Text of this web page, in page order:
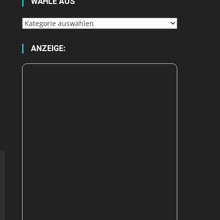
Wähle
ANZEIGE: